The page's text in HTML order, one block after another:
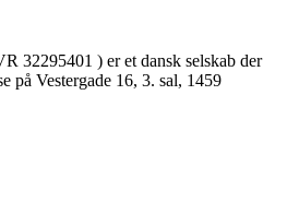
32295401 ) er et dansk selskab der
på Vestergade 16, 3. sal, 1459